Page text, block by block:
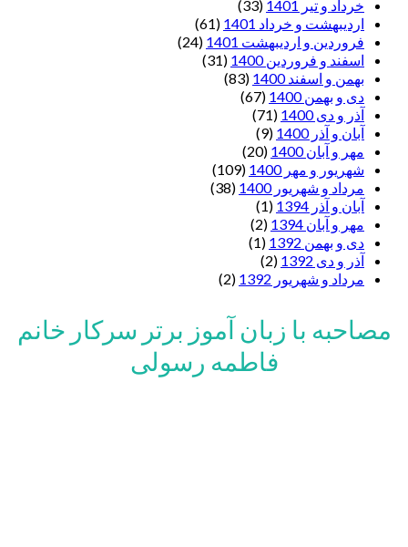
خرداد و تیر 1401
(33)
اردیبهشت و خرداد 1401
(61)
فروردین و اردیبهشت 1401
(24)
اسفند و فروردین 1400
(31)
بهمن و اسفند 1400
(83)
دی و بهمن 1400
(67)
آذر و دی 1400
(71)
آبان و آذر 1400
(9)
مهر و آبان 1400
(20)
شهریور و مهر 1400
(109)
مرداد و شهریور 1400
(38)
آبان و آذر 1394
(1)
مهر و آبان 1394
(2)
دی و بهمن 1392
(1)
آذر و دی 1392
(2)
مرداد و شهریور 1392
(2)
مصاحبه با زبان آموز برتر سرکار خانم
فاطمه رسولی